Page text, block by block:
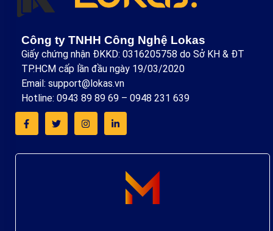
Công ty TNHH Công Nghệ Lokas
Giấy chứng nhận ĐKKD: 0316205758 do Sở KH & ĐT
TP.HCM cấp lần đầu ngày 19/03/2020
Email: support@lokas.vn
Hotline: 0943 89 89 69 – 0948 231 639